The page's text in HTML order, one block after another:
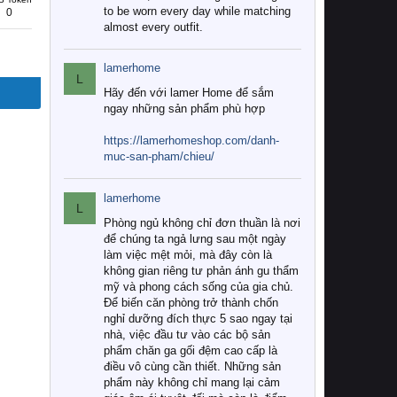
0
to be worn every day while matching
almost every outfit.
L
lamerhome
Hãy đến với lamer Home để sắm
ngay những sản phẩm phù hợp
https://lamerhomeshop.com/danh-
muc-san-pham/chieu/
L
lamerhome
Phòng ngủ không chỉ đơn thuần là nơi
để chúng ta ngả lưng sau một ngày
làm việc mệt mỏi, mà đây còn là
không gian riêng tư phản ánh gu thẩm
mỹ và phong cách sống của gia chủ.
Để biến căn phòng trở thành chốn
nghỉ dưỡng đích thực 5 sao ngay tại
nhà, việc đầu tư vào các bộ sản
phẩm chăn ga gối đệm cao cấp là
điều vô cùng cần thiết. Những sản
phẩm này không chỉ mang lại cảm